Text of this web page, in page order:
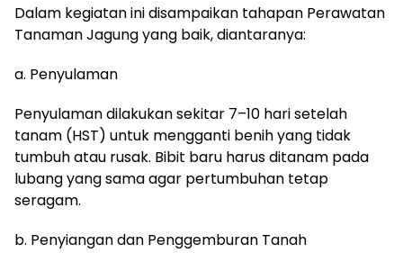
Dalam kegiatan ini disampaikan tahapan Perawatan
Tanaman Jagung yang baik, diantaranya:
a. Penyulaman
Penyulaman dilakukan sekitar 7–10 hari setelah
tanam (HST) untuk mengganti benih yang tidak
tumbuh atau rusak. Bibit baru harus ditanam pada
lubang yang sama agar pertumbuhan tetap
seragam.
b. Penyiangan dan Penggemburan Tanah